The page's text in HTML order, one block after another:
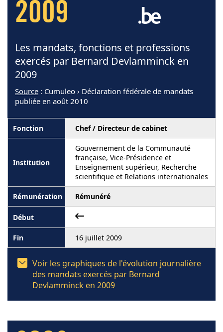
2009
Les mandats, fonctions et professions
exercés par Bernard Devlamminck en
2009
Source : Cumuleo › Déclaration fédérale de mandats
publiée en août 2010
Chef / Directeur de cabinet
Gouvernement de la Communauté
française, Vice-Présidence et
Enseignement supérieur, Recherche
scientifique et Relations internationales
Rémunéré
16 juillet 2009
Voir les graphiques de l'évolution journalière
des mandats exercés par Bernard
Devlamminck en 2009